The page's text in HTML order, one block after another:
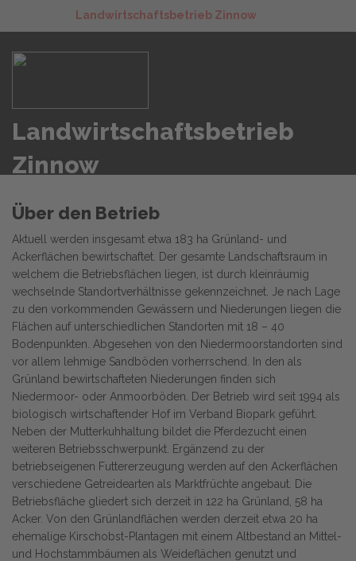
Landwirtschaftsbetrieb Zinnow
Landwirtschaftsbetrieb
Zinnow
Über den Betrieb
Aktuell werden insgesamt etwa 183 ha Grünland- und
Ackerflächen bewirtschaftet. Der gesamte Landschaftsraum in
welchem die Betriebsflächen liegen, ist durch kleinräumig
wechselnde Standortverhältnisse gekennzeichnet. Je nach Lage
zu den vorkommenden Gewässern und Niederungen liegen die
Flächen auf unterschiedlichen Standorten mit 18 – 40
Bodenpunkten. Abgesehen von den Niedermoorstandorten sind
vor allem lehmige Sandböden vorherrschend. In den als
Grünland bewirtschafteten Niederungen finden sich
Niedermoor- oder Anmoorböden. Der Betrieb wird seit 1994 als
biologisch wirtschaftender Hof im Verband Biopark geführt.
Neben der Mutterkuhhaltung bildet die Pferdezucht einen
weiteren Betriebsschwerpunkt. Ergänzend zu der
betriebseigenen Futtererzeugung werden auf den Ackerflächen
verschiedene Getreidearten als Marktfrüchte angebaut. Die
Betriebsfläche gliedert sich derzeit in 122 ha Grünland, 58 ha
Acker. Von den Grünlandflächen werden derzeit etwa 20 ha
ehemalige Kirschobst-Plantagen mit einem Altbestand an Mittel-
und Hochstammbäumen als Weideflächen genutzt und